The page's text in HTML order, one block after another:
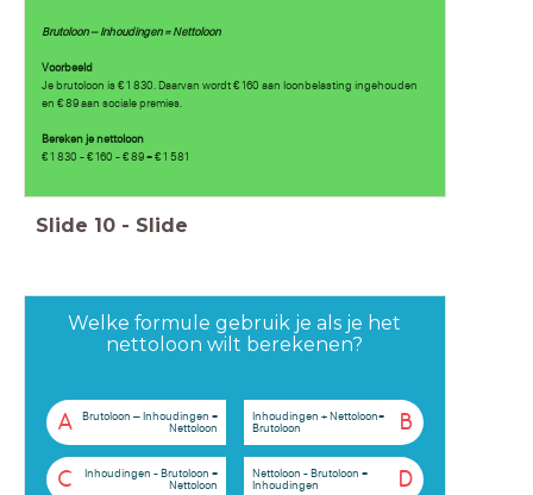
Brutoloon – Inhoudingen = Nettoloon
Voorbeeld
Je brutoloon is € 1 830. Daarvan wordt € 160 aan loonbelasting ingehouden
en € 89 aan sociale premies.
Bereken je nettoloon
€ 1 830 - € 160 - € 89 = € 1 581
Slide 10 - Slide
Welke formule gebruik je als je het
nettoloon wilt berekenen?
A
Brutoloon – Inhoudingen =
Nettoloon
B
Inhoudingen + Nettoloon=
Brutoloon
C
Inhoudingen - Brutoloon =
Nettoloon
D
Nettoloon - Brutoloon =
Inhoudingen